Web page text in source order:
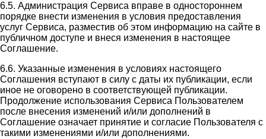
6.5. Администрация Сервиса вправе в одностороннем
порядке внести изменения в условия предоставления
услуг Сервиса, разместив об этом информацию на сайте в
публичном доступе и внеся изменения в настоящее
Соглашение.
6.6. Указанные изменения в условиях настоящего
Соглашения вступают в силу с даты их публикации, если
иное не оговорено в соответствующей публикации.
Продолжение использования Сервиса Пользователем
после внесения изменений и/или дополнений в
Соглашение означает принятие и согласие Пользователя с
такими изменениями и/или дополнениями.